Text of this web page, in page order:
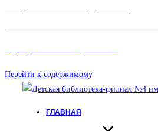
Перейти к содержимому
ГЛАВНАЯ